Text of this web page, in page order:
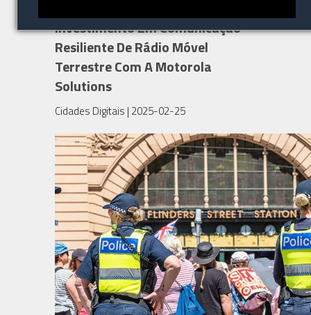
Investimento Em Comunicação
Resiliente De Rádio Móvel
Terrestre Com A Motorola
Solutions
Cidades Digitais | 2025-02-25